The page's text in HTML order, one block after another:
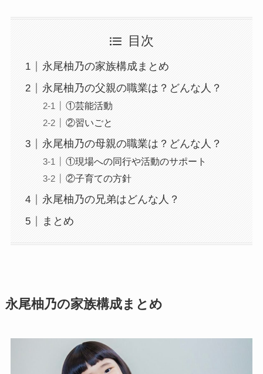
目次
永尾柚乃の家族構成まとめ
永尾柚乃の父親の職業は？どんな人？
①芸能活動
②習いごと
永尾柚乃の母親の職業は？どんな人？
①現場への同行や活動のサポート
②子育ての方針
永尾柚乃の兄弟はどんな人？
まとめ
永尾柚乃の家族構成まとめ